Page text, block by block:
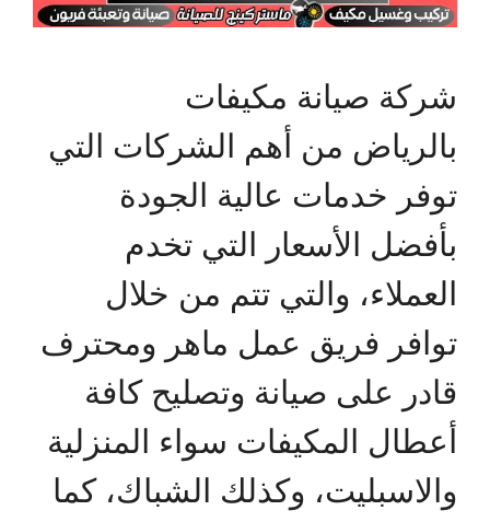
شركة صيانة مكيفات
بالرياض من أهم الشركات التي
توفر خدمات عالية الجودة
بأفضل الأسعار التي تخدم
العملاء، والتي تتم من خلال
توافر فريق عمل ماهر ومحترف
قادر على صيانة وتصليح كافة
أعطال المكيفات سواء المنزلية
والاسبليت، وكذلك الشباك، كما